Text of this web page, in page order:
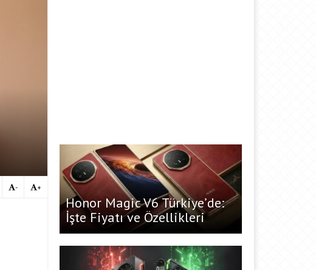
+
-
Honor Magic V6 Türkiye’de:
İşte Fiyatı ve Özellikleri